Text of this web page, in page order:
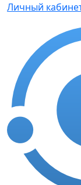
Личный